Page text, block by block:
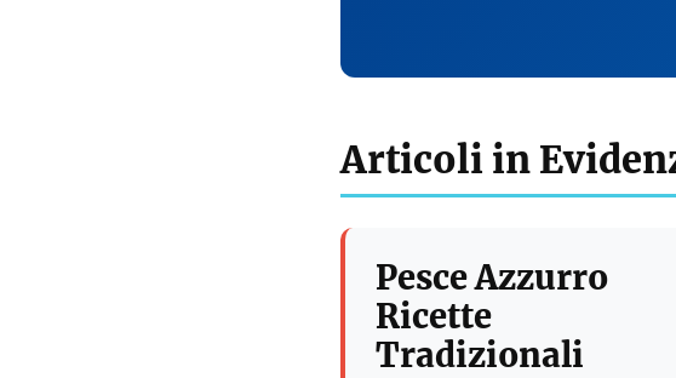
Articoli in
Pesce Azzurro
Ricette
Tradizionali